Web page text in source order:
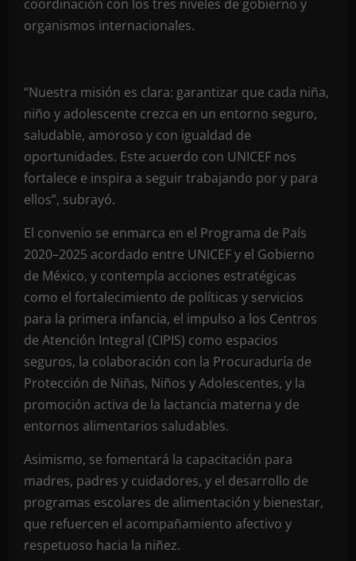
coordinación con los tres niveles de gobierno y
organismos internacionales.
“Nuestra misión es clara: garantizar que cada niña,
niño y adolescente crezca en un entorno seguro,
saludable, amoroso y con igualdad de
oportunidades. Este acuerdo con UNICEF nos
fortalece e inspira a seguir trabajando por y para
ellos”, subrayó.
El convenio se enmarca en el Programa de País
2020–2025 acordado entre UNICEF y el Gobierno
de México, y contempla acciones estratégicas
como el fortalecimiento de políticas y servicios
para la primera infancia, el impulso a los Centros
de Atención Integral (CIPIS) como espacios
seguros, la colaboración con la Procuraduría de
Protección de Niñas, Niños y Adolescentes, y la
promoción activa de la lactancia materna y de
entornos alimentarios saludables.
Asimismo, se fomentará la capacitación para
madres, padres y cuidadores, y el desarrollo de
programas escolares de alimentación y bienestar,
que refuercen el acompañamiento afectivo y
respetuoso hacia la niñez.